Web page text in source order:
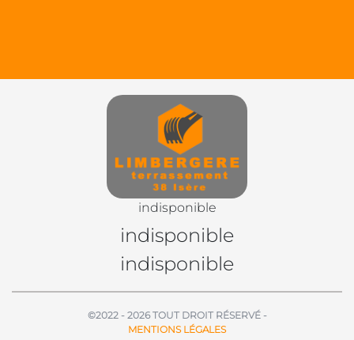
indisponible
indisponible
indisponible
©2022 - 2026 TOUT DROIT RÉSERVÉ -
MENTIONS LÉGALES